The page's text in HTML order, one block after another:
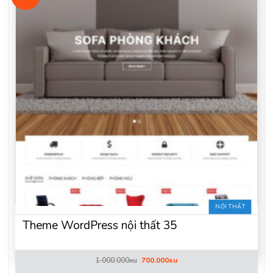
NỘI THẤT
Theme WordPress nội thất 35
1.000.000xu Giá
700.000xuGiá